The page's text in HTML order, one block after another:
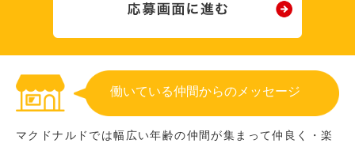
働いている仲間からのメッセージ
マクドナルドでは幅広い年齢の仲間が集まって仲良く・楽